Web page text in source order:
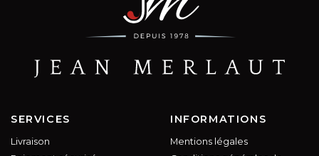
SERVICES
Livraison
INFORMATIONS
Mentions légales